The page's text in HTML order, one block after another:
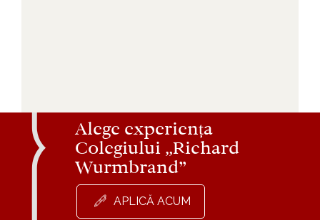
Alege experiența
Colegiului „Richard
Wurmbrand”
APLICĂ ACUM